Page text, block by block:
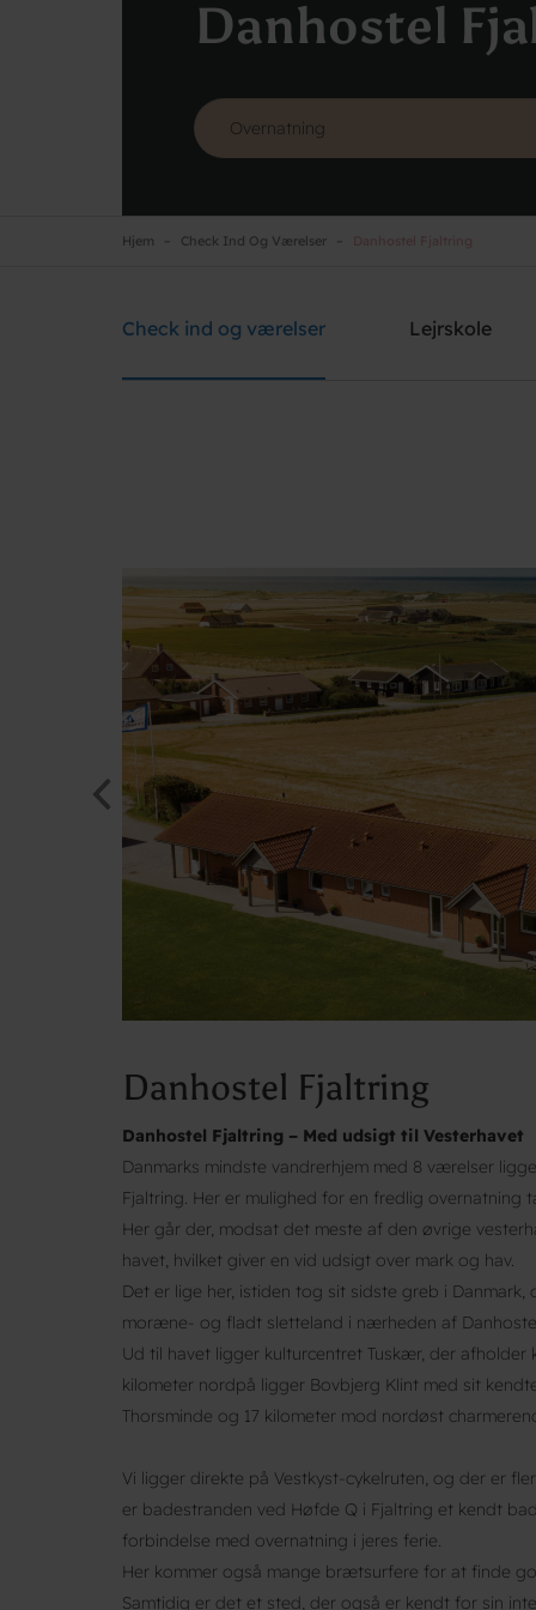
Danhostel
Danhostel Fjaltring
Hjem Check Ind Og Værelser
Check ind og værelser Lejrskole
Danhostel Fjaltring
Danhostel Fjaltring – Med udsigt til Vesterhavet
Danmarks mindste vandrerhjem med 8 værelser
Fjaltring. Her er mulighed for en fredlig overnatning
Her går der, modsat det meste af den øvrige
havet, hvilket giver en vid udsigt over mark og hav.
Det er lige her, istiden tog sit sidste greb i
moræne- og fladt sletteland i nærheden af
Ud til havet ligger kulturcentret Tuskær, der
kilometer nordpå ligger Bovbjerg Klint med sit
Thorsminde og 17 kilometer mod nordøst
Vi ligger direkte på Vestkyst-cykelruten, og der er
er badestranden ved Høfde Q i Fjaltring et kendt
forbindelse med overnatning i jeres ferie.
Her kommer også mange brætsurfere for at finde
Samtidig er det et sted, der også er kendt for sin